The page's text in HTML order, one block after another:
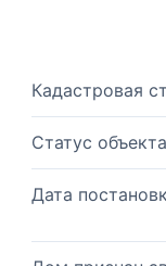
Кадастровая
Статус
Дата